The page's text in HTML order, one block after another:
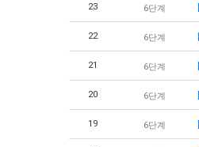
23 6단계
22 6단계
21 6단계
20 6단계
19 6단계